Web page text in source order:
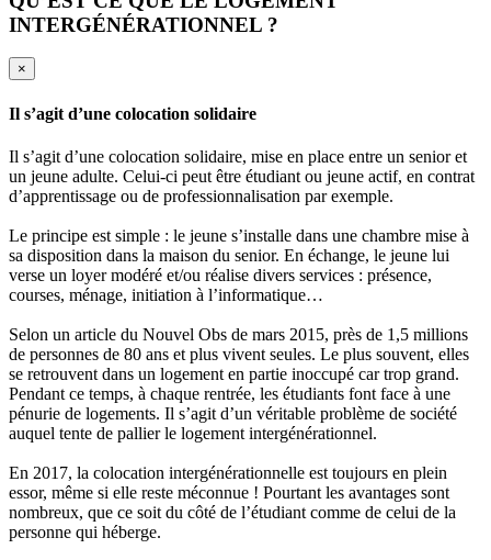
INTERGÉNÉRATIONNEL ?
×
Il s’agit d’une colocation solidaire
Il s’agit d’une colocation solidaire, mise en place entre un senior et
un jeune adulte. Celui-ci peut être étudiant ou jeune actif, en contrat
d’apprentissage ou de professionnalisation par exemple.
Le principe est simple : le jeune s’installe dans une chambre mise à
sa disposition dans la maison du senior. En échange, le jeune lui
verse un loyer modéré et/ou réalise divers services : présence,
courses, ménage, initiation à l’informatique…
Selon un article du Nouvel Obs de mars 2015, près de 1,5 millions
de personnes de 80 ans et plus vivent seules. Le plus souvent, elles
se retrouvent dans un logement en partie inoccupé car trop grand.
Pendant ce temps, à chaque rentrée, les étudiants font face à une
pénurie de logements. Il s’agit d’un véritable problème de société
auquel tente de pallier le logement intergénérationnel.
En 2017, la colocation intergénérationnelle est toujours en plein
essor, même si elle reste méconnue ! Pourtant les avantages sont
nombreux, que ce soit du côté de l’étudiant comme de celui de la
personne qui héberge.